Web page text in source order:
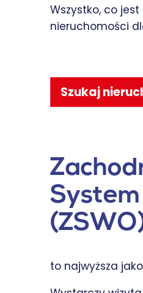
Wszystko, co
nieruchomości
Szukaj
to najwyższa